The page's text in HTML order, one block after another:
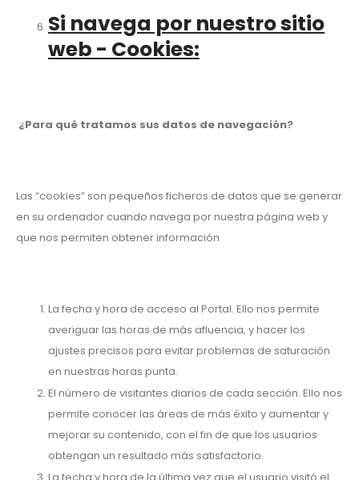
Si navega por nuestro sitio
web - Cookies:
¿Para qué tratamos sus datos de navegación?
Las “cookies” son pequeños ficheros de datos que se generar
en su ordenador cuando navega por nuestra página web y
que nos permiten obtener información
La fecha y hora de acceso al Portal. Ello nos permite
averiguar las horas de más afluencia, y hacer los
ajustes precisos para evitar problemas de saturación
en nuestras horas punta.
El número de visitantes diarios de cada sección. Ello nos
permite conocer las áreas de más éxito y aumentar y
mejorar su contenido, con el fin de que los usuarios
obtengan un resultado más satisfactorio.
La fecha y hora de la última vez que el usuario visitó el